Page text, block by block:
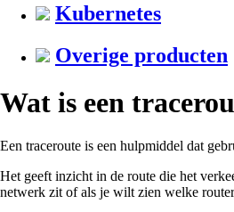
Kubernetes
Overige producten
Wat is een
Een traceroute is een hulpmiddel dat
Het geeft inzicht in de route die het
netwerk zit of als je wilt zien welke